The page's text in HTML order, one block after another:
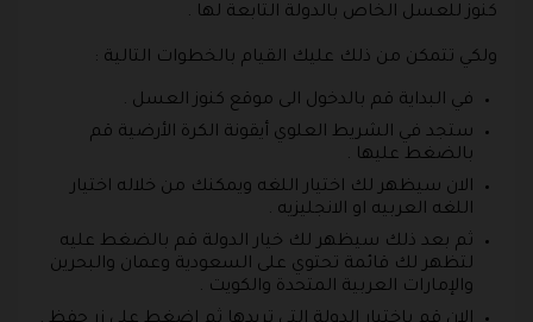
كنوز للعسل الخاص بالدولة التابعة لها .
ولكي تتمكن من ذلك عليك القيام بالخطوات التالية :
في البداية قم بالدخول الى موقع كنوز العسل .
ستجد في الشريط العلوي أيقونة الكرة الأرضية قم
بالضغط عليها .
الان سيظهر لك اختيار اللغه ويمكنك من خلاله اختيار
اللغه العربيه او الانجليزيه .
ثم بعد ذلك سيظهر لك خيار الدولة قم بالضغط عليه
لتظهر لك قائمة تحتوي على السعودية وعمان والبحرين
والإمارات العربية المتحدة والكويت .